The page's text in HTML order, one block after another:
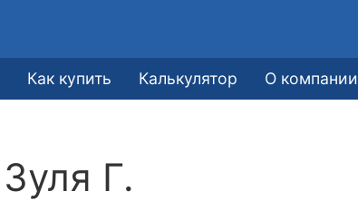
Как купить Калькулятор О компании
Зуля Г.